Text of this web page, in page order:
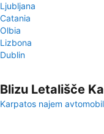
Ljubljana
Catania
Olbia
Lizbona
Dublin
Blizu
Karpatos najem